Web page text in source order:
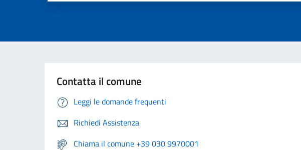
Contatta il comune
Leggi le domande frequenti
Richiedi Assistenza
Chiama il comune +39 030 9970001